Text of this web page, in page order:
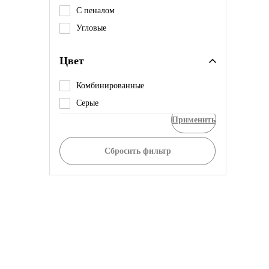
С пеналом
Угловые
Цвет
Комбинированные
Серые
Применить
Сбросить фильтр